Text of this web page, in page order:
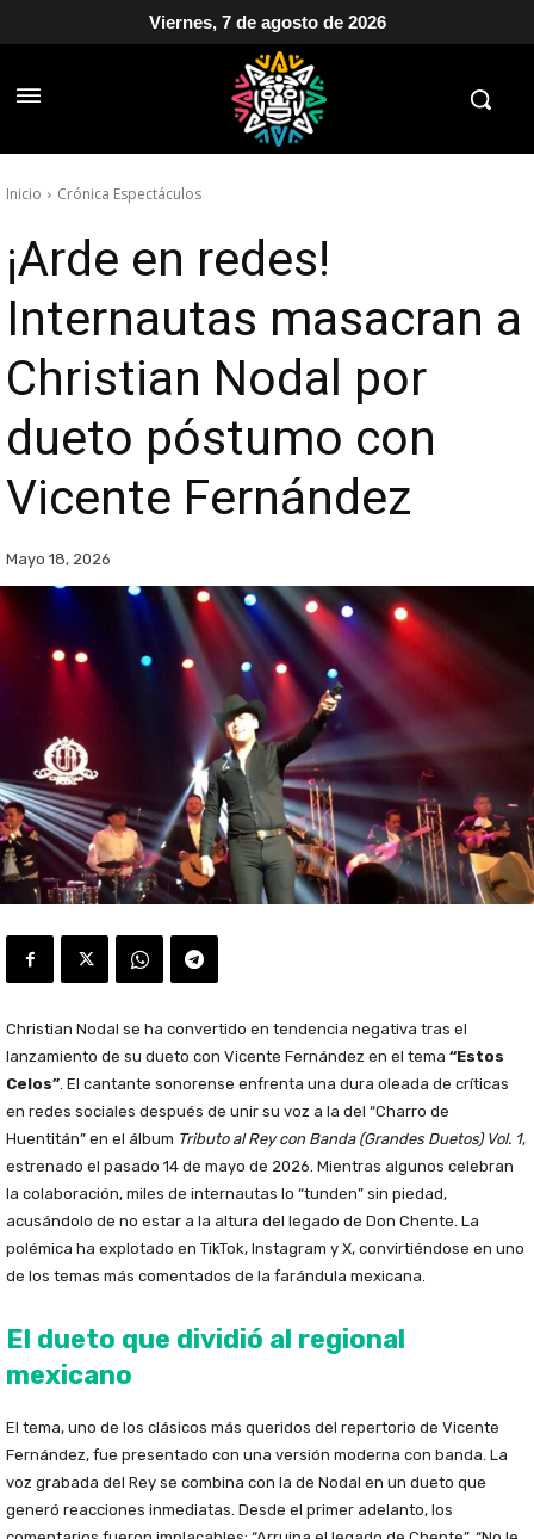
Viernes, 7 de agosto de 2026
Inicio Crónica Espectáculos
¡Arde en redes!
Internautas masacran a
Christian Nodal por
dueto póstumo con
Vicente Fernández
Mayo 18, 2026
Christian Nodal se ha convertido en tendencia negativa tras el
lanzamiento de su dueto con Vicente Fernández en el tema “Estos
Celos”. El cantante sonorense enfrenta una dura oleada de críticas
en redes sociales después de unir su voz a la del “Charro de
Huentitán” en el álbum Tributo al Rey con Banda (Grandes Duetos) Vol. 1,
estrenado el pasado 14 de mayo de 2026. Mientras algunos celebran
la colaboración, miles de internautas lo “tunden” sin piedad,
acusándolo de no estar a la altura del legado de Don Chente. La
polémica ha explotado en TikTok, Instagram y X, convirtiéndose en uno
de los temas más comentados de la farándula mexicana.
El dueto que dividió al regional
mexicano
El tema, uno de los clásicos más queridos del repertorio de Vicente
Fernández, fue presentado con una versión moderna con banda. La
voz grabada del Rey se combina con la de Nodal en un dueto que
generó reacciones inmediatas. Desde el primer adelanto, los